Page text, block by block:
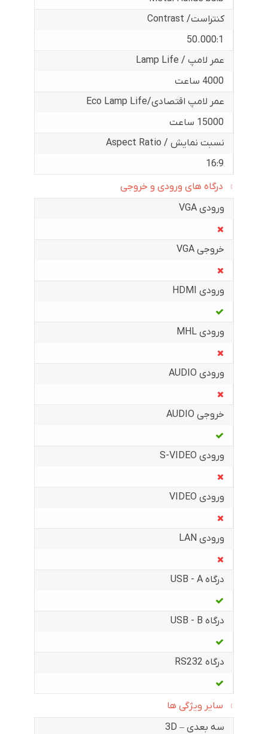
کنتراست/ Contrast
50.000:1
عمر لامپ / Lamp Life
4000 ساعت
عمر لامپ اقتصادی/Eco Lamp Life
15000 ساعت
نسبت نمایش / Aspect Ratio
16:9
درگاه های ورودی و خروجی
ورودی VGA
خروجی VGA
ورودی HDMI
ورودی MHL
ورودی AUDIO
خروجی AUDIO
ورودی S-VIDEO
ورودی VIDEO
ورودی LAN
درگاه USB - A
درگاه USB - B
درگاه RS232
سایر ویژگی ها
سه بعدی – 3D